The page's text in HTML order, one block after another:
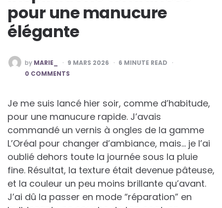
pour une manucure
élégante
POSTED
BY
by MARIE_ 9 MARS 2026 6 MINUTE READ
0 COMMENTS
Je me suis lancé hier soir, comme d’habitude,
pour une manucure rapide. J’avais
commandé un vernis à ongles de la gamme
L’Oréal pour changer d’ambiance, mais… je l’ai
oublié dehors toute la journée sous la pluie
fine. Résultat, la texture était devenue pâteuse,
et la couleur un peu moins brillante qu’avant.
J’ai dû la passer en mode “réparation” en